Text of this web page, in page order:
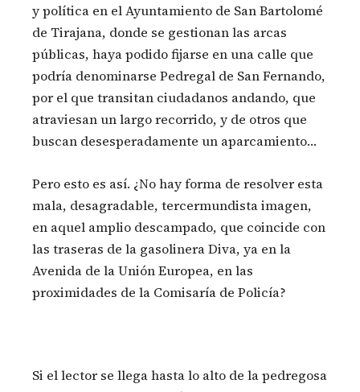
y política en el Ayuntamiento de San Bartolomé
de Tirajana, donde se gestionan las arcas
públicas, haya podido fijarse en una calle que
podría denominarse Pedregal de San Fernando,
por el que transitan ciudadanos andando, que
atraviesan un largo recorrido, y de otros que
buscan desesperadamente un aparcamiento…
Pero esto es así. ¿No hay forma de resolver esta
mala, desagradable, tercermundista imagen,
en aquel amplio descampado, que coincide con
las traseras de la gasolinera Diva, ya en la
Avenida de la Unión Europea, en las
proximidades de la Comisaría de Policía?
Si el lector se llega hasta lo alto de la pedregosa